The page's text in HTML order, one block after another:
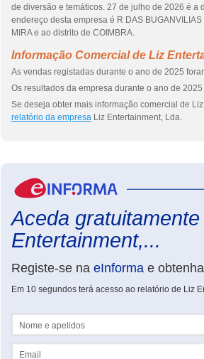
de diversão e temáticos. 27 de julho de 2026 é
endereço desta empresa é R DAS
MIRA e ao distrito de COIMBRA.
Informação Comercial de Liz
As vendas registadas durante o ano de 2025
Os resultados da empresa durante o ano de
Se deseja obter mais informação comercial de
relatório da empresa Liz Entertainment, Lda.
Aceda
Entertainment,...
Registe-se na eInforma e obtenha
Em 10 segundos terá acesso ao relatório de Liz